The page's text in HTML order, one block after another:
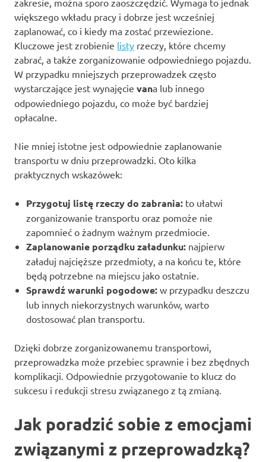
większego wkładu pracy i dobrze jest wcześniej
zaplanować, co i kiedy ma zostać przewiezione.
Kluczowe jest zrobienie listy rzeczy, które chcemy
zabrać, a także zorganizowanie odpowiedniego pojazdu.
W przypadku mniejszych przeprowadzek często
wystarczające jest wynajęcie vana lub innego
odpowiedniego pojazdu, co może być bardziej
opłacalne.
Nie mniej istotne jest odpowiednie zaplanowanie
transportu w dniu przeprowadzki. Oto kilka
praktycznych wskazówek:
Przygotuj listę rzeczy do zabrania: to ułatwi
zorganizowanie transportu oraz pomoże nie
zapomnieć o żadnym ważnym przedmiocie.
Zaplanowanie porządku załadunku: najpierw
załaduj najcięższe przedmioty, a na końcu te, które
będą potrzebne na miejscu jako ostatnie.
Sprawdź warunki pogodowe: w przypadku deszczu
lub innych niekorzystnych warunków, warto
dostosować plan transportu.
Dzięki dobrze zorganizowanemu transportowi,
przeprowadzka może przebiec sprawnie i bez zbędnych
komplikacji. Odpowiednie przygotowanie to klucz do
sukcesu i redukcji stresu związanego z tą zmianą.
Jak poradzić sobie z emocjami
związanymi z przeprowadzką?